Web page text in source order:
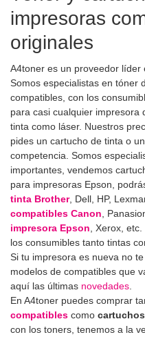
impresoras
originales
A4toner es un proveedor líder
Somos especialistas en tóner
compatibles, con los
para casi cualquier impresora
tinta como láser. Nuestros
pides un cartucho de tinta o
competencia. Somos
importantes, vendemos
para impresoras Epson,
tinta Brother, Dell, HP,
compatibles Canon,
impresora Epson, Xerox,
los consumibles tanto tintas
Si tu impresora es nueva no
modelos de compatibles que
aquí las últimas novedades.
En A4toner puedes comprar
compatibles como
con los toners, tenemos a la